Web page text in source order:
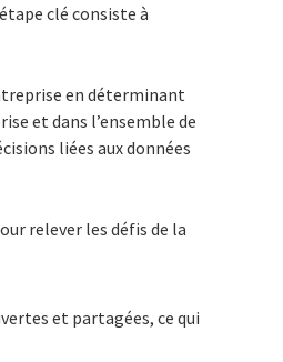
clé consiste à
en déterminant
et dans l’ensemble de
liées aux données
relever les défis de la
et partagées, ce qui